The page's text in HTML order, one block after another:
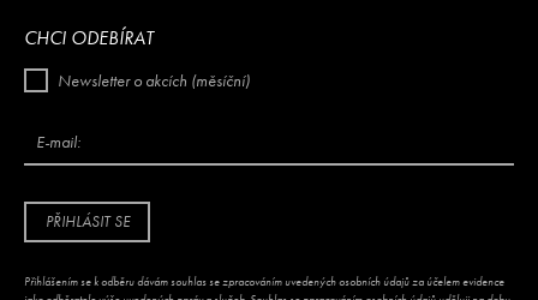
CHCI ODEBÍRAT
Newsletter o akcích (měsíční)
E-mail:
PŘIHLÁSIT SE
Přihlášením se k odběru dávám souhlas se zpracováním uvedených osobních údajů za účelem evidence